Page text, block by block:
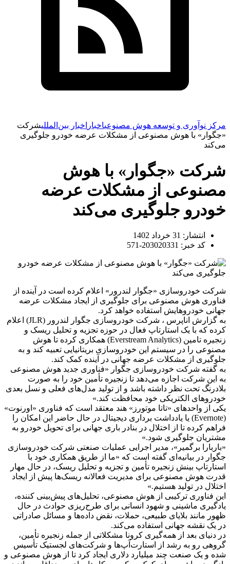
مرکز نوآوری و توسعه هوش مصنوعیاخبار اخبار بین‌المللیشرکت
«جگوار» با هوش مصنوعی از مشکلات عرضه خودرو جلوگیری
می‌کند
شرکت «جگوار» با هوش
مصنوعی از مشکلات عرضه
خودرو جلوگیری می‌کند
انتشار: 31 خرداد 1402
کد خبر: 203020331-571
شرکت خودروسازی «جگوار لندرور» اعلام کرده است در آینده از
فناوری هوش مصنوعی برای جلوگیری از ایجاد مشکلات عرضه
جهانی خودروهایش استفاده خواهد کرد.
به گزارش اناپرس ، شرکت خودروسازی جگوار لندرور (JLR) اعلام
کرده که با یک استارتاپ فعال در حوزه تجزیه و تحلیل ریسک و
زنجیره تامین (Everstream Analytics) همکاری کرده تا هوش
مصنوعی را در سیستم این خودروسازی بریتانیایی تعبیه کند و به
جلوگیری از مشکلات عرضه جهانی در آینده کمک کند.
به گفته شرکت خودروسازی جگوار «فناوری جدید هوش مصنوعی
به این شرکت اجازه می‌دهد تا زنجیره تأمین خود را به صورت
بلادرنگ تحت نظر داشته باشد و از تولید مدل‌های فعلی و نسل بعدی
خودروهای الکتریکی خود محافظت کند.»
یکی از واحدهای «تاتا موتورز» هند معتقد است که فناوری «اورنوت»
(Evernote) یا یادداشت برداری دیجیتال در حال حاضر این امکان را
فراهم کرده تا از اختلال در بنادر باری جهانی برای تحویل خودرو به
مشتریان جلوگیری شود.»
«باربارا برگمیر»، مدیر اجرایی عملیات صنعتی شرکت خودروسازی
جگوار در بیانیه‌ای گفته است که «ما از طریق همکاری خود با
استارتاپ بینش زنجیره تأمین و تجزیه و تحلیل ریسک، در حال مهار
قدرت هوش مصنوعی برای مدیریت فعالانه ریسک‌ها پیش از ایجاد
اختلال در تولید هستیم.»
این فناوری ترکیبی از هوش مصنوعی، تحلیل‌های پیش‌بینی کننده،
یادگیری ماشینی و شهود انسانی برای طرح‌ریزی حوادث در حال
ظهور مانند بلایای طبیعی، حملات، نقض داده‌ها و مسائل صادراتی
در یک نقشه جهانی استفاده می‌کند.
در دنیای بعد از همه‌گیری کرونا مشکلاتی از جمله زنجیره تأمین،
گروهی رو به رشد از استارت‌آپ‌ها و شرکت‌های لجستیک تأسیس
شده و یک صنعت چند میلیارد دلاری ایجاد کرد تا از هوش مصنوعی و